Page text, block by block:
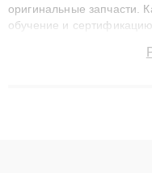
оригинальные запчасти.
обучение и
сохранением гарантии